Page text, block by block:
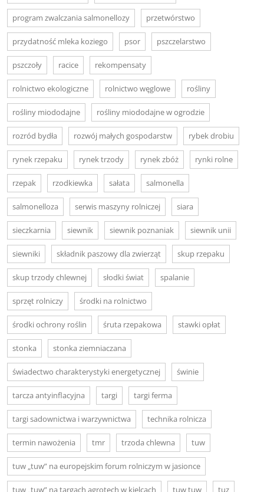
program zwalczania salmonellozy przetwórstwo
przydatność mleka koziego psor pszczelarstwo
pszczoły racice rekompensaty
rolnictwo ekologiczne rolnictwo węglowe rośliny
rośliny miododajne rośliny miododajne w ogrodzie
rozród bydła rozwój małych gospodarstw rybek drobiu
rynek rzepaku rynek trzody rynek zbóż rynki rolne
rzepak rzodkiewka sałata salmonella
salmonelloza serwis maszyny rolniczej siara
sieczkarnia siewnik siewnik poznaniak siewnik unii
siewniki składnik paszowy dla zwierząt skup rzepaku
skup trzody chlewnej słodki świat spalanie
sprzęt rolniczy środki na rolnictwo
środki ochrony roślin śruta rzepakowa stawki opłat
stonka stonka ziemniaczana
świadectwo charakterystyki energetycznej świnie
tarcza antyinflacyjna targi targi ferma
targi sadownictwa i warzywnictwa technika rolnicza
termin nawożenia tmr trzoda chlewna tuw
tuw „tuw” na europejskim forum rolniczym w jasionce
tuw „tuw” na targach agrotech w kielcach tuw tuw tuz